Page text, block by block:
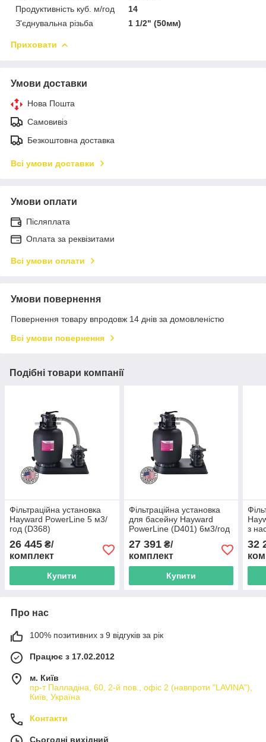
Продуктивність куб. м/год
14
З'єднувальна різьба
1 1/2" (50мм)
Приховати
Умови доставки
Нова Пошта
Самовивіз
Безкоштовна доставка
Всі умови доставки
Умови оплати
Післяплата
Оплата за реквізитами
Всі умови оплати
Умови повернення
Повернення товару впродовж 14 днів за домовленістю
Всі умови повернення
Подібні товари компанії
Фільтраційна установка
Hayward PowerLine 5 м3/
год (D368)
26 445 ₴/
комплект
Купити
Фільтраційна установка
для басейну Hayward
PowerLine (D401) 6м3/год
27 391₴/
комплект
Купити
з
32
Про нас
100% позитивних з 9 відгуків за рік
Працює з 17.02.2012
м. Київ
пр-т Палладіна, 60, 2-й пов., офіс 2 (навпроти "LAVINA"),
Київ, Україна
Контакти
Сьогодні вихідний